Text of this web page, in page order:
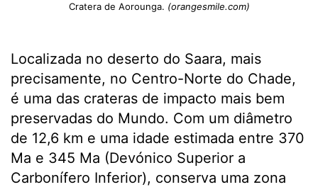
Cratera de Aorounga. (orangesmile.com)
Localizada no deserto do Saara, mais
precisamente, no Centro-Norte do Chade,
é uma das crateras de impacto mais bem
preservadas do Mundo. Com um diâmetro
de 12,6 km e uma idade estimada entre 370
Ma e 345 Ma (Devónico Superior a
Carbonífero Inferior), conserva uma zona